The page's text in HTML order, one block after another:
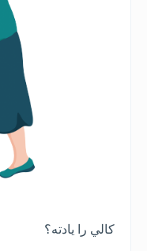
کالي را يادته؟